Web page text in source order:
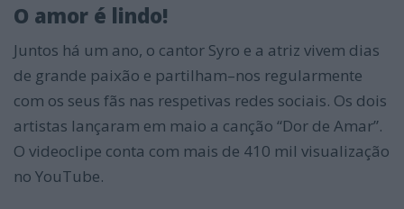
O amor é lindo!
Juntos há um ano, o cantor Syro e a atriz vivem dias
de grande paixão e partilham–nos regularmente
com os seus fãs nas respetivas redes sociais. Os dois
artistas lançaram em maio a canção “Dor de Amar”.
O videoclipe conta com mais de 410 mil visualização
no YouTube.